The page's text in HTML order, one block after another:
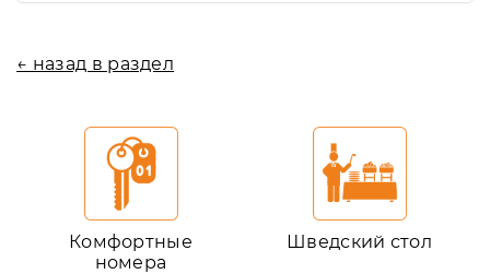
← назад в раздел
Комфортные
номера
Шведский стол